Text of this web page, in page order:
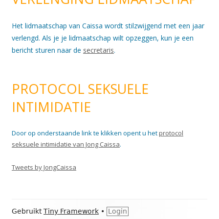
Het lidmaatschap van Caissa wordt stilzwijgend met een jaar
verlengd. Als je je lidmaatschap wilt opzeggen, kun je een
bericht sturen naar de secretaris.
PROTOCOL SEKSUELE
INTIMIDATIE
Door op onderstaande link te klikken opent u hetprotocol
seksuele intimidatie van Jong Caissa.
Tweets by JongCaissa
Footer
GebruiktTiny Framework • Login